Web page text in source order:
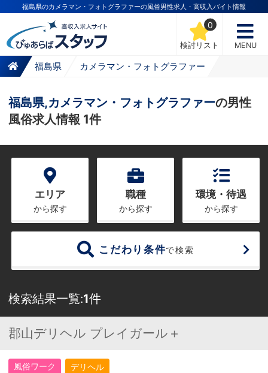
福島県のカメラマン・フォトグラファーの風俗男性求人・高収入バイト情報
検討リスト
0
MENU
福島県 カメラマン・フォトグラファー
福島県,カメラマン・フォトグラファーの男性
風俗求人情報 1件
エリア
から探す
職種
から探す
環境・待遇
から探す
こだわり条件で検索
検索結果一覧:1件
郡山デリヘル プレイガール＋
風俗ワーク デリヘル